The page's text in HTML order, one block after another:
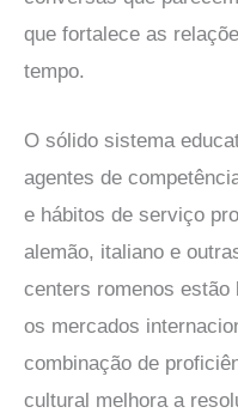
que fortalece as
tempo.
O sólido sistema
agentes de
e hábitos de serviço
alemão, italiano e
centers romenos
os mercados
combinação de
cultural melhora a